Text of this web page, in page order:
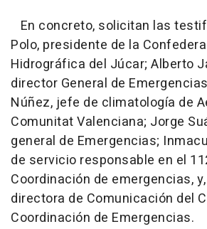
En concreto, solicitan las
Polo, presidente de la
Hidrográfica del Júcar; Alberto
director General de
Núñez, jefe de climatología de
Comunitat Valenciana; Jorge
general de Emergencias;
de servicio responsable en el
Coordinación de emergencias,
directora de Comunicación del
Coordinación de Emergencias.